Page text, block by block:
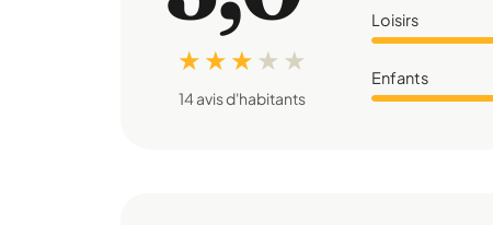
★ ★ ★ ★ ★
14 avis d'habitants
Loisirs
Enfants